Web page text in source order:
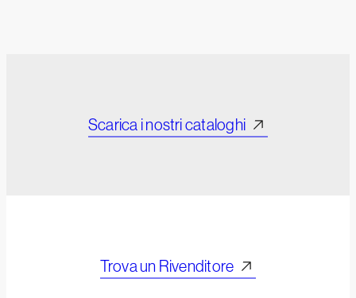
Scarica i nostri cataloghi
Trova un Rivenditore